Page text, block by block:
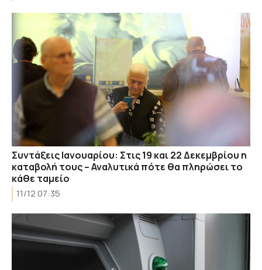
Συντάξεις Ιανουαρίου: Στις 19 και 22 Δεκεμβρίου η
καταβολή τους – Αναλυτικά πότε θα πληρώσει το
κάθε ταμείο
11/12 07:35